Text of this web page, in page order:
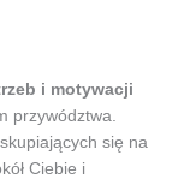
i motywacji
przywództwa.
się na
Ciebie i